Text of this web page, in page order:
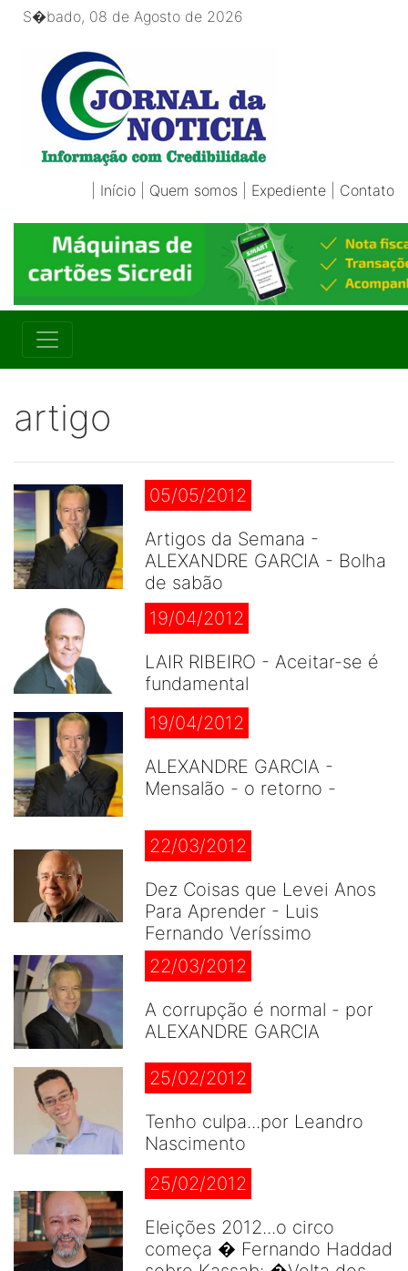
S�bado, 08 de Agosto de 2026
Início Quem somos Expediente Contato
artigo
05/05/2012
Artigos da Semana -
ALEXANDRE GARCIA - Bolha
de sabão
19/04/2012
LAIR RIBEIRO - Aceitar-se é
fundamental
19/04/2012
ALEXANDRE GARCIA -
Mensalão - o retorno -
22/03/2012
Dez Coisas que Levei Anos
Para Aprender - Luis
Fernando Veríssimo
22/03/2012
A corrupção é normal - por
ALEXANDRE GARCIA
25/02/2012
Tenho culpa...por Leandro
Nascimento
25/02/2012
Eleições 2012...o circo
começa � Fernando Haddad